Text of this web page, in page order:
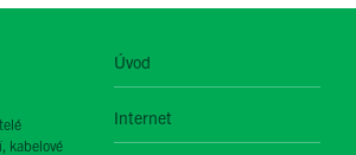
kabelové
Úvod
Internet